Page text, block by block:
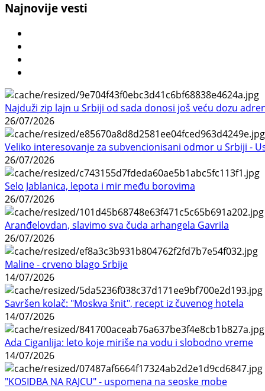
Najnovije vesti
Najduži zip lajn u Srbiji od sada donosi još veću dozu
26/07/2026
Veliko interesovanje za subvencionisani odmor u Srbiji -
26/07/2026
Selo Jablanica, lepota i mir među borovima
26/07/2026
Aranđelovdan, slavimo sva čuda arhangela Gavrila
26/07/2026
Maline - crveno blago Srbije
14/07/2026
Savršen kolač: "Moskva šnit", recept iz čuvenog hotela
14/07/2026
Ada Ciganlija: leto koje miriše na vodu i slobodno vreme
14/07/2026
"KOSIDBA NA RAJCU" - uspomena na seoske mobe